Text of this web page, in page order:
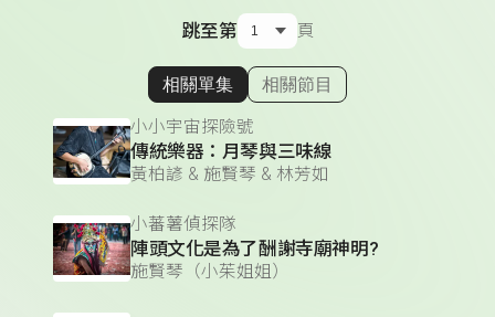
跳至第 頁
顯示相關單集
相關單集 相關節目
小小宇宙探險號
傳統樂器：月琴與三味線
黃柏諺 & 施賢琴 & 林芳如
小蕃薯偵探隊
陣頭文化是為了酬謝寺廟神明?
施賢琴（小茱姐姐）